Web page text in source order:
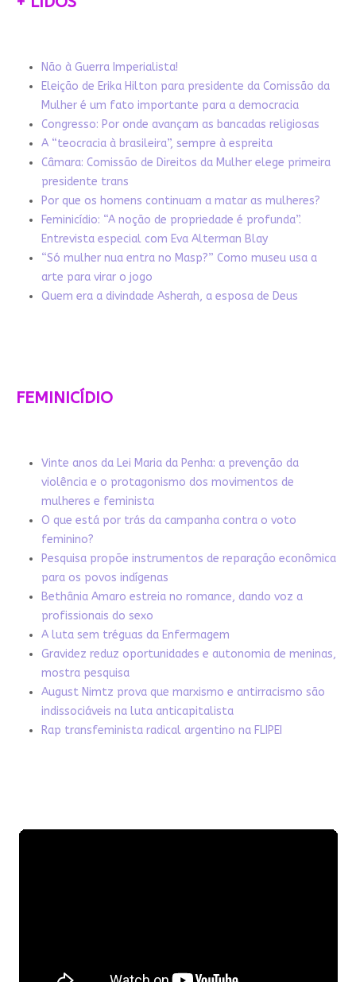
Não à Guerra Imperialista!
Eleição de Erika Hilton para presidente da Comissão da
Mulher é um fato importante para a democracia
Congresso: Por onde avançam as bancadas religiosas
A “teocracia à brasileira”, sempre à espreita
Câmara: Comissão de Direitos da Mulher elege primeira
presidente trans
Por que os homens continuam a matar as mulheres?
Feminicídio: “A noção de propriedade é profunda”.
Entrevista especial com Eva Alterman Blay
“Só mulher nua entra no Masp?” Como museu usa a
arte para virar o jogo
Quem era a divindade Asherah, a esposa de Deus
FEMINICÍDIO
Vinte anos da Lei Maria da Penha: a prevenção da
violência e o protagonismo dos movimentos de
mulheres e feminista
O que está por trás da campanha contra o voto
feminino?
Pesquisa propõe instrumentos de reparação econômica
para os povos indígenas
Bethânia Amaro estreia no romance, dando voz a
profissionais do sexo
A luta sem tréguas da Enfermagem
Gravidez reduz oportunidades e autonomia de meninas,
mostra pesquisa
August Nimtz prova que marxismo e antirracismo são
indissociáveis na luta anticapitalista
Rap transfeminista radical argentino na FLIPEI